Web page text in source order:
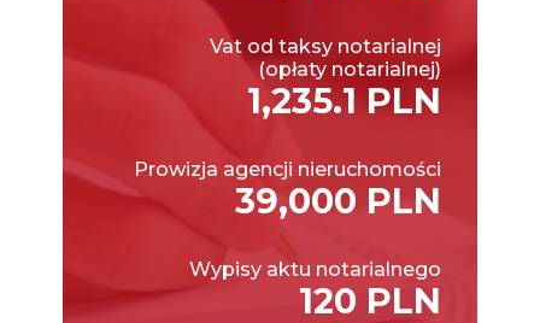
Vat od taksy notarialnej
(opłaty notarialnej)
1,235.1 PLN
Prowizja agencji nieruchomości
39,000 PLN
Wypisy aktu notarialnego
120 PLN